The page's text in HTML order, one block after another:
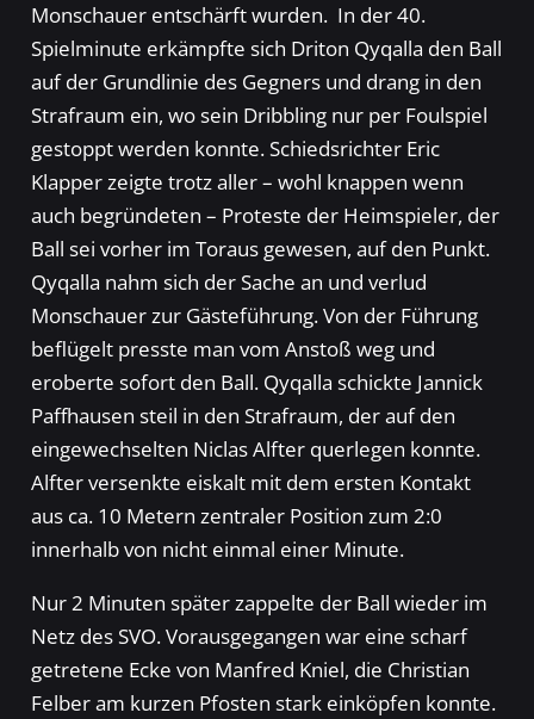
Monschauer entschärft wurden. In der 40.
Spielminute erkämpfte sich Driton Qyqalla den Ball
auf der Grundlinie des Gegners und drang in den
Strafraum ein, wo sein Dribbling nur per Foulspiel
gestoppt werden konnte. Schiedsrichter Eric
Klapper zeigte trotz aller – wohl knappen wenn
auch begründeten – Proteste der Heimspieler, der
Ball sei vorher im Toraus gewesen, auf den Punkt.
Qyqalla nahm sich der Sache an und verlud
Monschauer zur Gästeführung. Von der Führung
beflügelt presste man vom Anstoß weg und
eroberte sofort den Ball. Qyqalla schickte Jannick
Paffhausen steil in den Strafraum, der auf den
eingewechselten Niclas Alfter querlegen konnte.
Alfter versenkte eiskalt mit dem ersten Kontakt
aus ca. 10 Metern zentraler Position zum 2:0
innerhalb von nicht einmal einer Minute.
Nur 2 Minuten später zappelte der Ball wieder im
Netz des SVO. Vorausgegangen war eine scharf
getretene Ecke von Manfred Kniel, die Christian
Felber am kurzen Pfosten stark einköpfen konnte.